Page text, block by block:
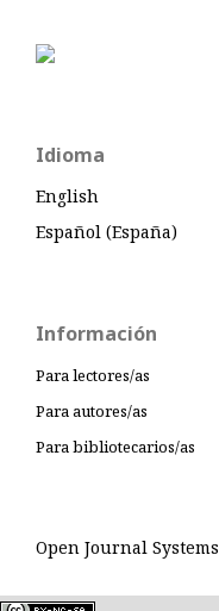
Idioma
English
Español (España)
Información
Para lectores/as
Para autores/as
Para bibliotecarios/as
Open Journal Systems